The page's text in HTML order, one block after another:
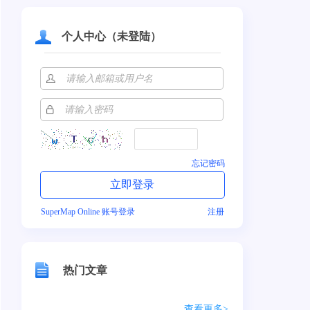
个人中心（未登陆）
忘记密码
SuperMap Online 账号登录 注册
热门文章